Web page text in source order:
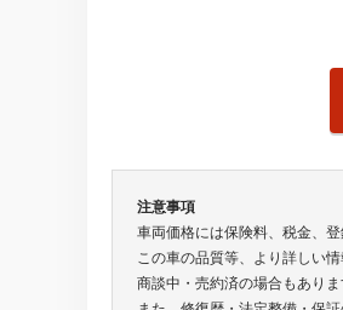
注意事項
車両価格には保険料、税金、
この車の品質等、より詳しい
商談中・売約済の場合もあり